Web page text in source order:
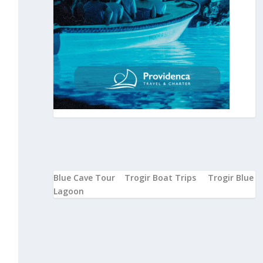
Blue Cave Tour Trogir Boat Trips
Trogir Blue
Lagoon